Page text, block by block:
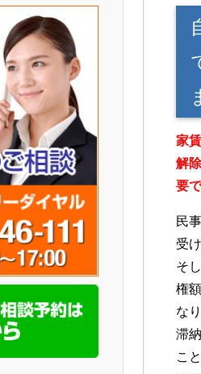
家
解
要で
民
受
そ
権
な
滞
こ